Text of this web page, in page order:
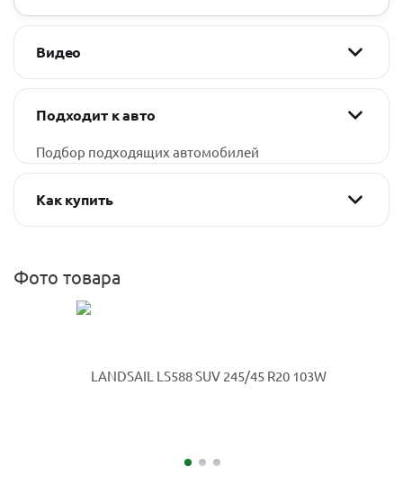
Видео
Подходит к авто
Подбор подходящих автомобилей
Как купить
Фото товара